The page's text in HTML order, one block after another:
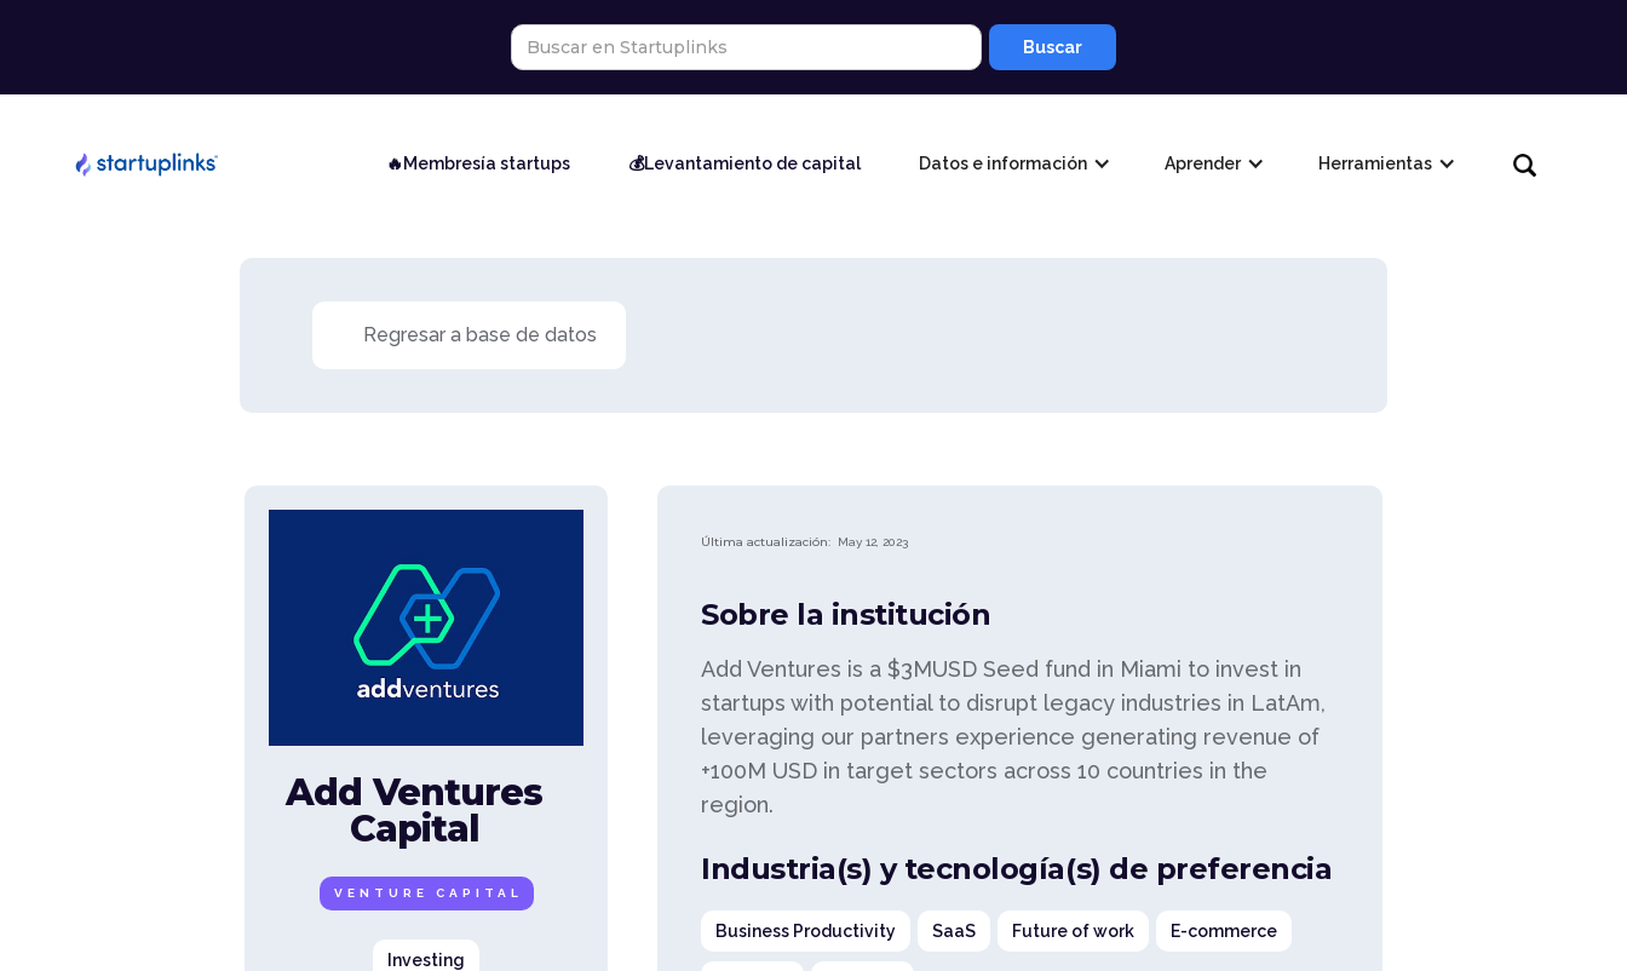
🔥Membresía startups 💰Levantamiento de capital Datos e información Aprender Herramientas
Regresar a base de datos
Add Ventures
Capital
VENTURE CAPITAL
Investing
Última actualización: May 12, 2023
Sobre la institución
Add Ventures is a $3MUSD Seed fund in Miami to invest in
startups with potential to disrupt legacy industries in LatAm,
leveraging our partners experience generating revenue of
+100M USD in target sectors across 10 countries in the
region.
Industria(s) y tecnología(s) de preferencia
Business Productivity SaaS Future of work E-commerce